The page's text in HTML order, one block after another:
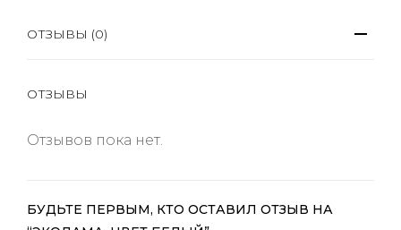
ОТЗЫВЫ (0)
ОТЗЫВЫ
Отзывов пока нет.
БУДЬТЕ ПЕРВЫМ, КТО ОСТАВИЛ ОТЗЫВ НА